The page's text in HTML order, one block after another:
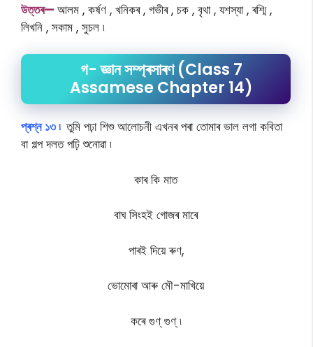
উত্তৰ— আলম , কর্ষণ , খনিকৰ , গভীৰ , চক , বৃথা , যশস্যা , ৰশ্মি ,
লিখনি , সকাম , সুচল ৷
গ- জ্ঞান সম্প্ৰসাৰণ (Class 7
Assamese Chapter 14)
প্ৰশ্ন ১৩ ৷তুমি পঢ়া শিশু আলোচনী এখনৰ পৰা তোমাৰ ভাল লগা কবিতা
বা গল্প দলত পঢ়ি শুনোৱা ৷
কাৰ কি মাত
বাঘ সিংহই গোজৰ মাৰে
পাৰই দিয়ে ৰুণ,
ভোমোৰা আৰু মৌ-মাখিয়ে
কৰে গুণ্ গুণ্ ৷